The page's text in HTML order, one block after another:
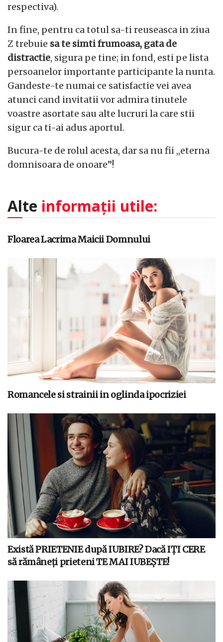
respectiva).
In fine, pentru ca totul sa-ti reuseasca in ziua
Z trebuie sa te simti frumoasa, gata de
distractie, sigura pe tine; in fond, esti pe lista
persoanelor importante participante la nunta.
Gandeste-te numai ce satisfactie vei avea
atunci cand invitatii vor admira tinutele
voastre asortate sau alte lucruri la care stii
sigur ca ti-ai adus aportul.
Bucura-te de rolul acesta, dar sa nu fii ,,eterna
domnisoara de onoare’’!
Alte informații utile:
Floarea Lacrima Maicii Domnului
Romancele si strainii in oglinda ipocriziei
Există PRIETENIE după IUBIRE? Dacă IȚI CERE
să rămâneți prieteni TE MAI IUBEȘTE!